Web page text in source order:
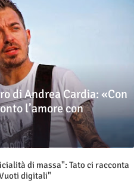
di Andrea Cardia: «Con
l’amore con
di massa": Tato ci racconta
digitali"